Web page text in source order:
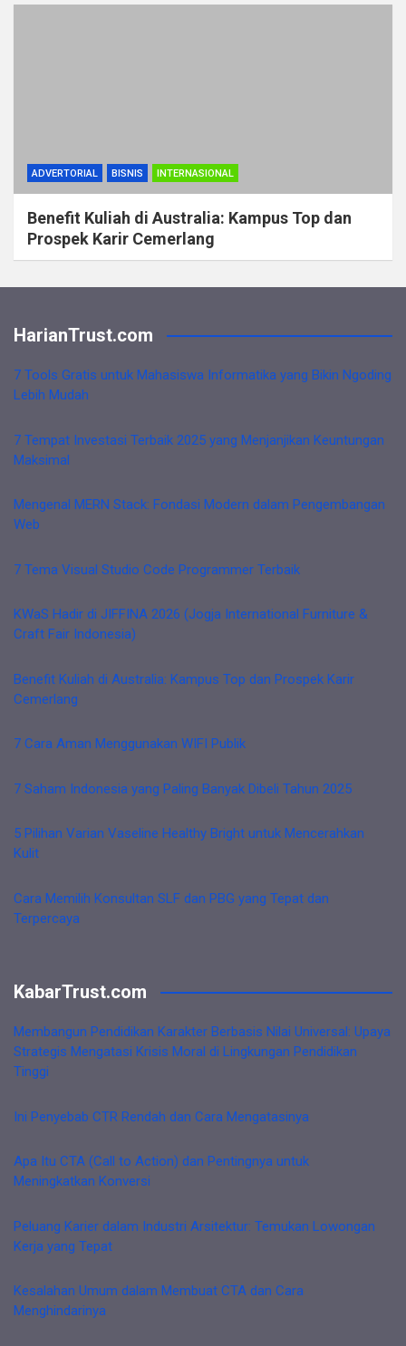
ADVERTORIAL BISNIS INTERNASIONAL
Benefit Kuliah di Australia: Kampus Top dan
Prospek Karir Cemerlang
HarianTrust.com
7 Tools Gratis untuk Mahasiswa Informatika yang Bikin Ngoding
Lebih Mudah
7 Tempat Investasi Terbaik 2025 yang Menjanjikan Keuntungan
Maksimal
Mengenal MERN Stack: Fondasi Modern dalam Pengembangan
Web
7 Tema Visual Studio Code Programmer Terbaik
KWaS Hadir di JIFFINA 2026 (Jogja International Furniture &
Craft Fair Indonesia)
Benefit Kuliah di Australia: Kampus Top dan Prospek Karir
Cemerlang
7 Cara Aman Menggunakan WIFI Publik
7 Saham Indonesia yang Paling Banyak Dibeli Tahun 2025
5 Pilihan Varian Vaseline Healthy Bright untuk Mencerahkan
Kulit
Cara Memilih Konsultan SLF dan PBG yang Tepat dan
Terpercaya
KabarTrust.com
Membangun Pendidikan Karakter Berbasis Nilai Universal: Upaya
Strategis Mengatasi Krisis Moral di Lingkungan Pendidikan
Tinggi
Ini Penyebab CTR Rendah dan Cara Mengatasinya
Apa Itu CTA (Call to Action) dan Pentingnya untuk
Meningkatkan Konversi
Peluang Karier dalam Industri Arsitektur: Temukan Lowongan
Kerja yang Tepat
Kesalahan Umum dalam Membuat CTA dan Cara
Menghindarinya